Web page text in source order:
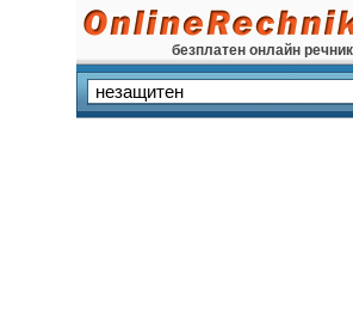
безплатен онлайн речник